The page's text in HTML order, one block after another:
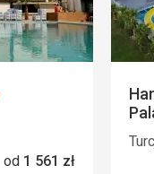
od 1 561 zł